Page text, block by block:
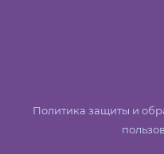
Политика защиты и